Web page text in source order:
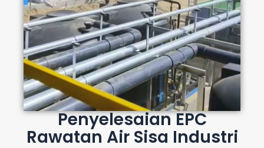
Penyelesaian EPC
Rawatan Air Sisa Industri